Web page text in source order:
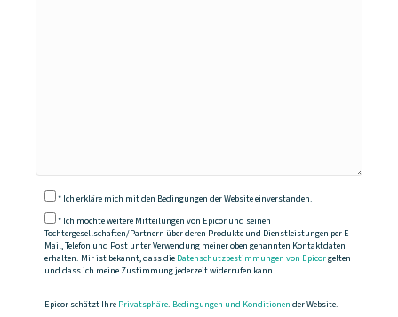
* Ich erkläre mich mit den Bedingungen der Website einverstanden.
* Ich möchte weitere Mitteilungen von Epicor und seinen
Tochtergesellschaften/Partnern über deren Produkte und Dienstleistungen per E-
Mail, Telefon und Post unter Verwendung meiner oben genannten Kontaktdaten
erhalten. Mir ist bekannt, dass die Datenschutzbestimmungen von Epicorgelten
und dass ich meine Zustimmung jederzeit widerrufen kann.
Epicor schätzt Ihre Privatsphäre. Bedingungen und Konditionen der Website.